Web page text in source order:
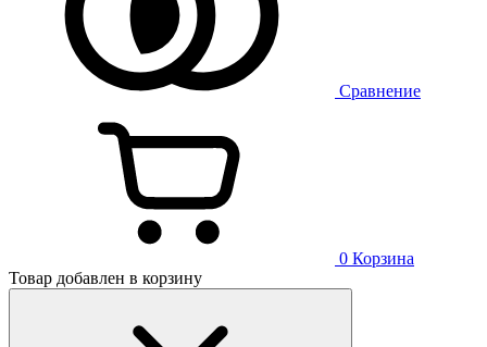
Сравнение
0 Корзина
Товар добавлен в корзину